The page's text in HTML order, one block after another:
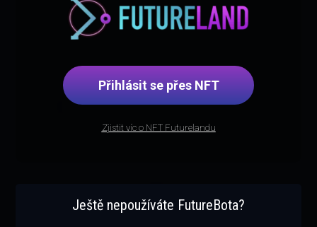
Přihlásit se přes NFT
Zjistit víc o NFT Futurelandu
Ještě nepoužíváte FutureBota?